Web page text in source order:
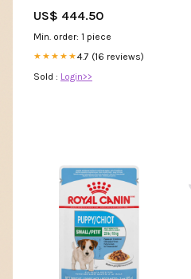
Size WOMEN:IT50|3XL
US$ 444.50
Min. order: 1 piece
★★★★★4.7 (16 reviews)
Sold : Login>>